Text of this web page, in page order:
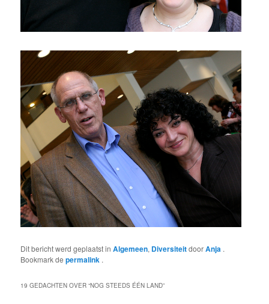
Dit bericht werd geplaatst inAlgemeen, DiversiteitdoorAnja .
Bookmark depermalink .
19 GEDACHTEN OVER “NOG STEEDS ÉÉN LAND”